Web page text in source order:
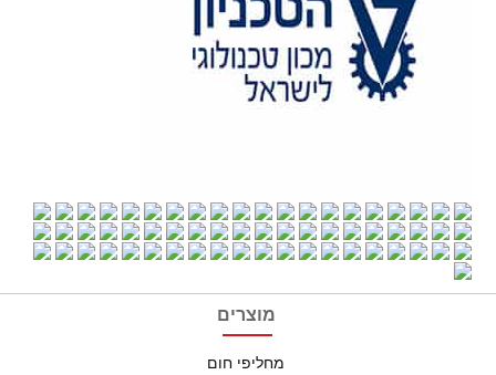
מוצרים
מחליפי חום